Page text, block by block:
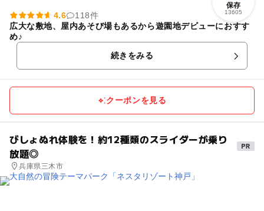
保存
13605
4.6
118件
広大な敷地、屋内あそび場もあるから遊園地デビューにおすす
め♪
続きをみる
クーポンを見る
びしょぬれ体験を！約12種類のスライダーが乗り
放題◎
兵庫県三木市